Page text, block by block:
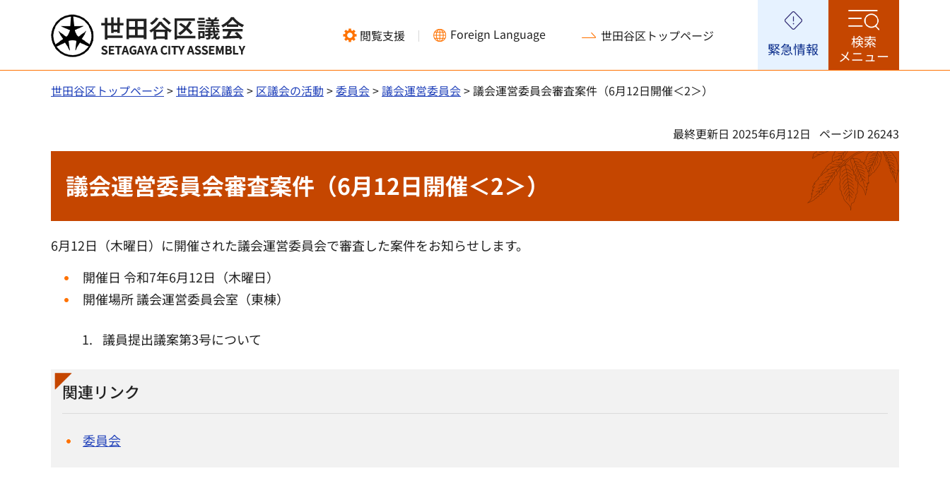
世田谷区議会 閲覧支援 Foreign Language 世田谷区トップページ
緊急情報
検索
メニュー
世田谷区トップページ >世田谷区議会> 区議会の活動 >委員会>議会運営委員会> 議会運営委員会審査案件（6月12日開催＜2＞）
最終更新日 2025年6月12日 ページID 26243
議会運営委員会審査案件（6月12日開催＜2＞）
6月12日（木曜日）に開催された議会運営委員会で審査した案件をお知らせします。
開催日 令和7年6月12日（木曜日）
開催場所 議会運営委員会室（東棟）
議員提出議案第3号について
関連リンク
委員会